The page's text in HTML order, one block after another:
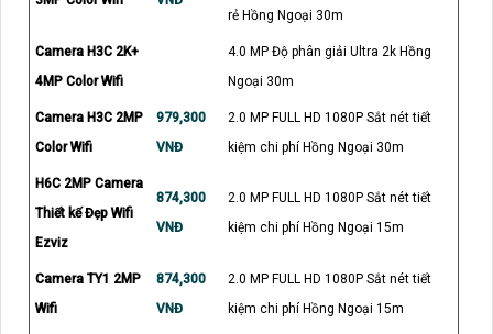
rẻ Hồng Ngoại 30m
Camera H3C 2K+
4MP Color Wifi
4.0 MP Độ phân giải Ultra 2k Hồng
Ngoại 30m
Camera H3C 2MP
Color Wifi
979,300
VNĐ
2.0 MP FULL HD 1080P Sắt nét tiết
kiệm chi phí Hồng Ngoại 30m
H6C 2MP Camera
Thiết kế Đẹp Wifi
Ezviz
874,300
VNĐ
2.0 MP FULL HD 1080P Sắt nét tiết
kiệm chi phí Hồng Ngoại 15m
Camera TY1 2MP
Wifi
874,300
VNĐ
2.0 MP FULL HD 1080P Sắt nét tiết
kiệm chi phí Hồng Ngoại 15m